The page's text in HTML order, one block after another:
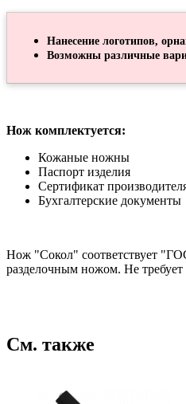
Нанесение логотипов,
Возможны различные
Нож комплектуется:
Кожаные ножны
Паспорт изделия
Сертификат
Бухгалтерские документы
Нож "Сокол" соответствует
разделочным ножом. Не
См. также